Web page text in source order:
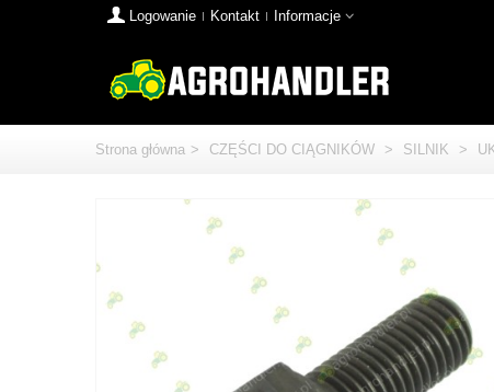
Logowanie Kontakt Informacje
Strona główna > CZĘŚCI DO CIĄGNIKÓW > SILNIK >